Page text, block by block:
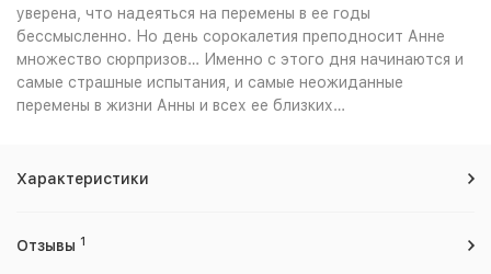
уверена, что надеяться на перемены в ее годы
бессмысленно. Но день сорокалетия преподносит Анне
множество сюрпризов… Именно с этого дня начинаются и
самые страшные испытания, и самые неожиданные
перемены в жизни Анны и всех ее близких…
Характеристики
Отзывы 1